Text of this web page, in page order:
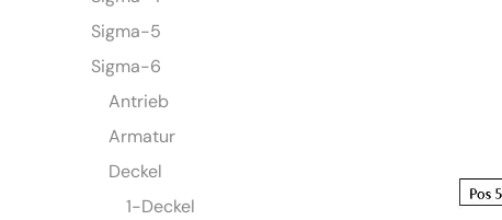
Sigma-5
Sigma-6
Antrieb
Armatur
Deckel
1-Deckel